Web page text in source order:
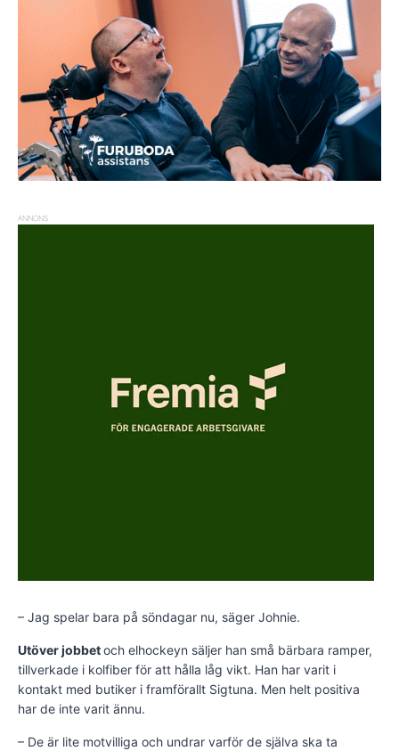
ANNONS
– Jag spelar bara på söndagar nu, säger Johnie.
Utöver jobbetoch elhockeyn säljer han små bärbara ramper,
tillverkade i kolfiber för att hålla låg vikt. Han har varit i
kontakt med butiker i framförallt Sigtuna. Men helt positiva
har de inte varit ännu.
– De är lite motvilliga och undrar varför de själva ska ta